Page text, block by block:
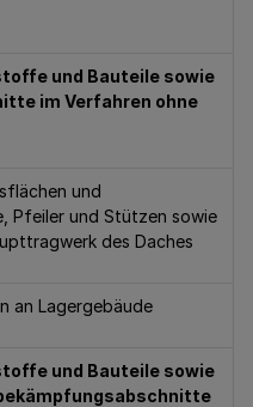
und Bauteile sowie
im Verfahren ohne
und
Pfeiler und Stützen sowie
des Daches
an Lagergebäude
und Bauteile sowie